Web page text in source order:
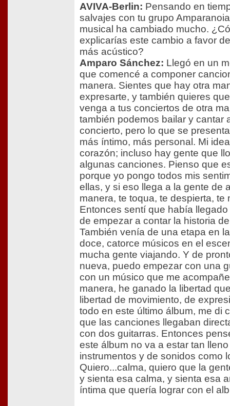
AVIVA-Berlin: Pensando en
salvajes con tu grupo
musical ha cambiado mucho.
explicarías este cambio a favor
más acústico?
Amparo Sánchez: Llegó en un
que comencé a componer
manera. Sientes que hay otra
expresarte, y también quieres
venga a tus conciertos de otra
también podemos bailar y cantar
concierto, pero lo que se
más íntimo, más personal. Mi
corazón; incluso hay gente que
algunas canciones. Pienso que
porque yo pongo todos mis
ellas, y si eso llega a la gente de
manera, te toqua, te despierta, te
Entonces sentí que había
de empezar a contar la historia
También venía de una etapa en
doce, catorce músicos en el
mucha gente viajando. Y de
nueva, puedo empezar con una
con un músico que me
manera, he ganado la libertad
libertad de movimiento, de
todo en este último álbum, me di
que las canciones llegaban
con dos guitarras. Entonces
este álbum no va a estar tan
instrumentos y de sonidos como
Quiero...calma, quiero que la
y sienta esa calma, y sienta esa
íntima que quería lograr con el